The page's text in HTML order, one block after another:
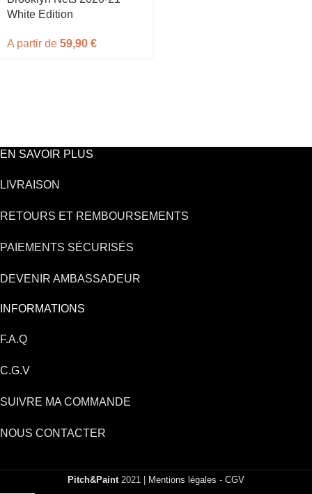
White Edition
A partir de 59,90 €
EN SAVOIR PLUS
LIVRAISON
RETOURS ET REMBOURSEMENTS
PAIEMENTS SÉCURISÉS
DEVENIR AMBASSADEUR
INFORMATIONS
F.A.Q
C.G.V
SUIVRE MA COMMANDE
NOUS CONTACTER
Pitch&Paint 2021 | Mentions légales - CGV